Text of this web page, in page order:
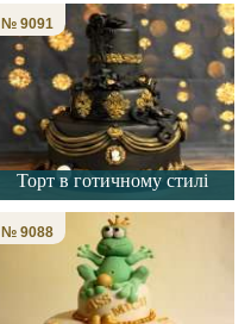
Торт в готичному стилі
№ 9091
№ 9088